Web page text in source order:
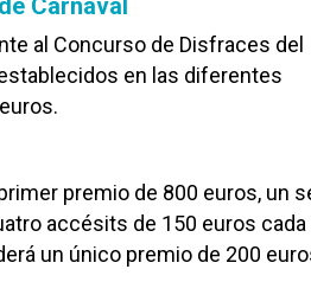
Carnaval
al Concurso de Disfraces del
en las diferentes
premio de 800 euros, un
accésits de 150 euros cada
un único premio de 200